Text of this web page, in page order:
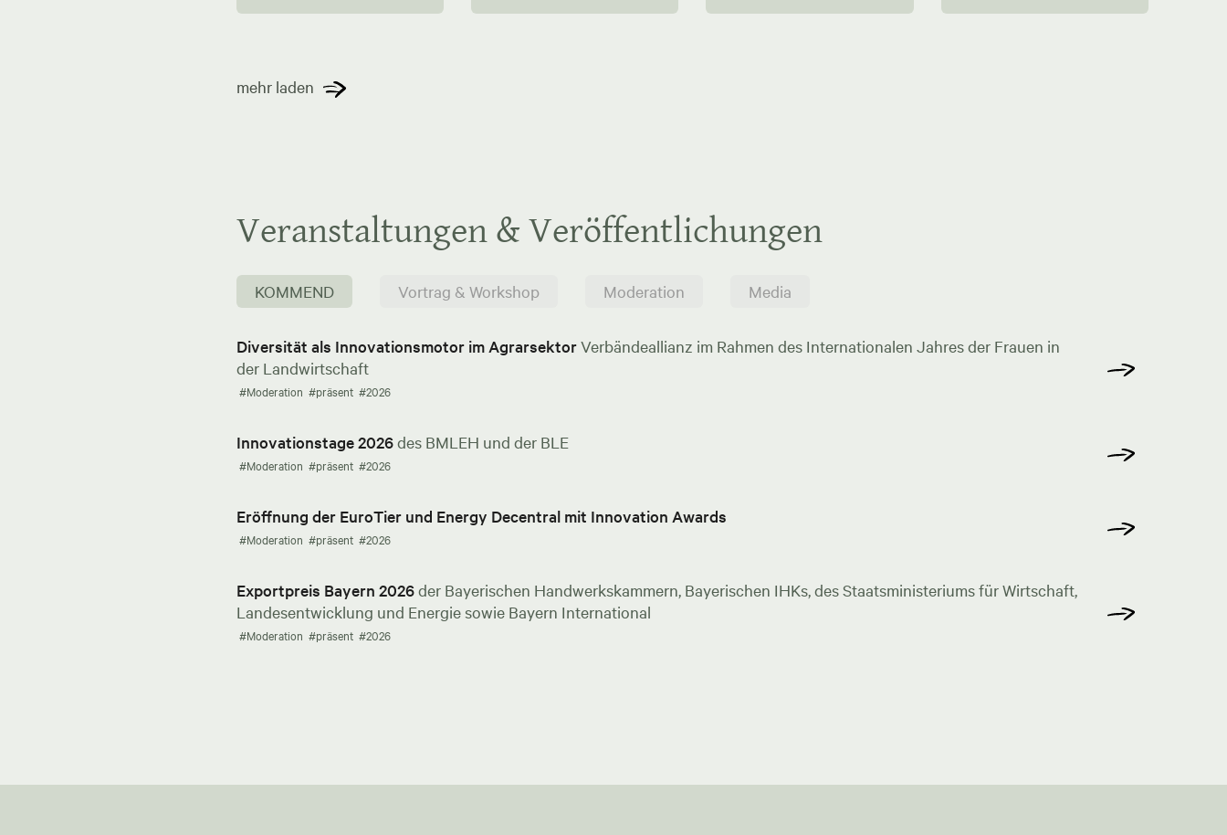
mehr laden
Veranstaltungen & Veröffentlichungen
KOMMEND Vortrag & Workshop Moderation Media
Diversität als Innovationsmotor im AgrarsektorVerbändeallianz im Rahmen des Internationalen Jahres der Frauen in
der Landwirtschaft
#Moderation #präsent #2026
Innovationstage 2026des BMLEH und der BLE
#Moderation #präsent #2026
Eröffnung der EuroTier und Energy Decentral mit Innovation Awards
#Moderation #präsent #2026
Exportpreis Bayern 2026der Bayerischen Handwerkskammern, Bayerischen IHKs, des Staatsministeriums für Wirtschaft,
Landesentwicklung und Energie sowie Bayern International
#Moderation #präsent #2026